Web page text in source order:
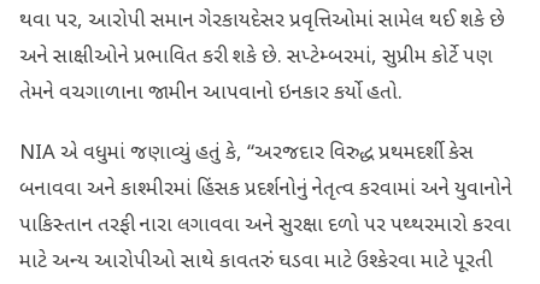
થવા પર, આરોપી સમાન ગેરકાયદેસર પ્રવૃત્તિઓમાં સામેલ થઈ શકે છે
અને સાક્ષીઓને પ્રભાવિત કરી શકે છે. સપ્ટેમ્બરમાં, સુપ્રીમ કોર્ટે પણ
તેમને વચગાળાના જામીન આપવાનો ઇનકાર કર્યો હતો.
NIA એ વધુમાં જણાવ્યું હતું કે, “અરજદાર વિરુદ્ધ પ્રથમદર્શી કેસ
બનાવવા અને કાશ્મીરમાં હિંસક પ્રદર્શનોનું નેતૃત્વ કરવામાં અને યુવાનોને
પાકિસ્તાન તરફી નારા લગાવવા અને સુરક્ષા દળો પર પથ્થરમારો કરવા
માટે અન્ય આરોપીઓ સાથે કાવતરું ઘડવા માટે ઉશ્કેરવા માટે પૂરતી